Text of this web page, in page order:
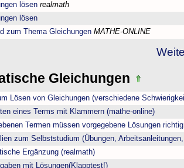
lösen realmath
lösen
zum Thema Gleichungen MATHE-ONLINE
Gleichungen
Lösen von Gleichungen (verschiedene
eines Terms mit Klammern (mathe-online)
Termen müssen vorgegebene Lösungen
zum Selbststudium (Übungen,
Ergänzung (realmath)
mit Lösungen(Klapptest!)